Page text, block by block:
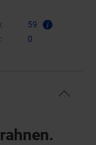
59
0